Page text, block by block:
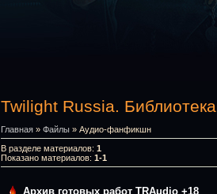
Twilight Russia. Библиотека
Главная » Файлы » Аудио-фанфикшн
В разделе материалов: 1
Показано материалов: 1-1
Архив готовых работ TRAudio +18